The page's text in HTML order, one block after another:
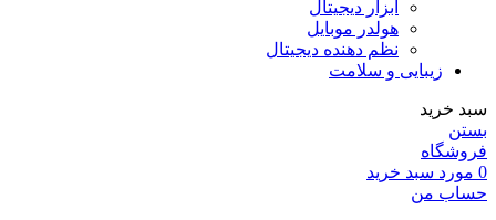
ابزار دیجیتال
هولدر موبایل
نظم دهنده دیجیتال
زیبایی و سلامت
سبد خرید
بستن
فروشگاه
0 مورد سبد خرید
حساب من